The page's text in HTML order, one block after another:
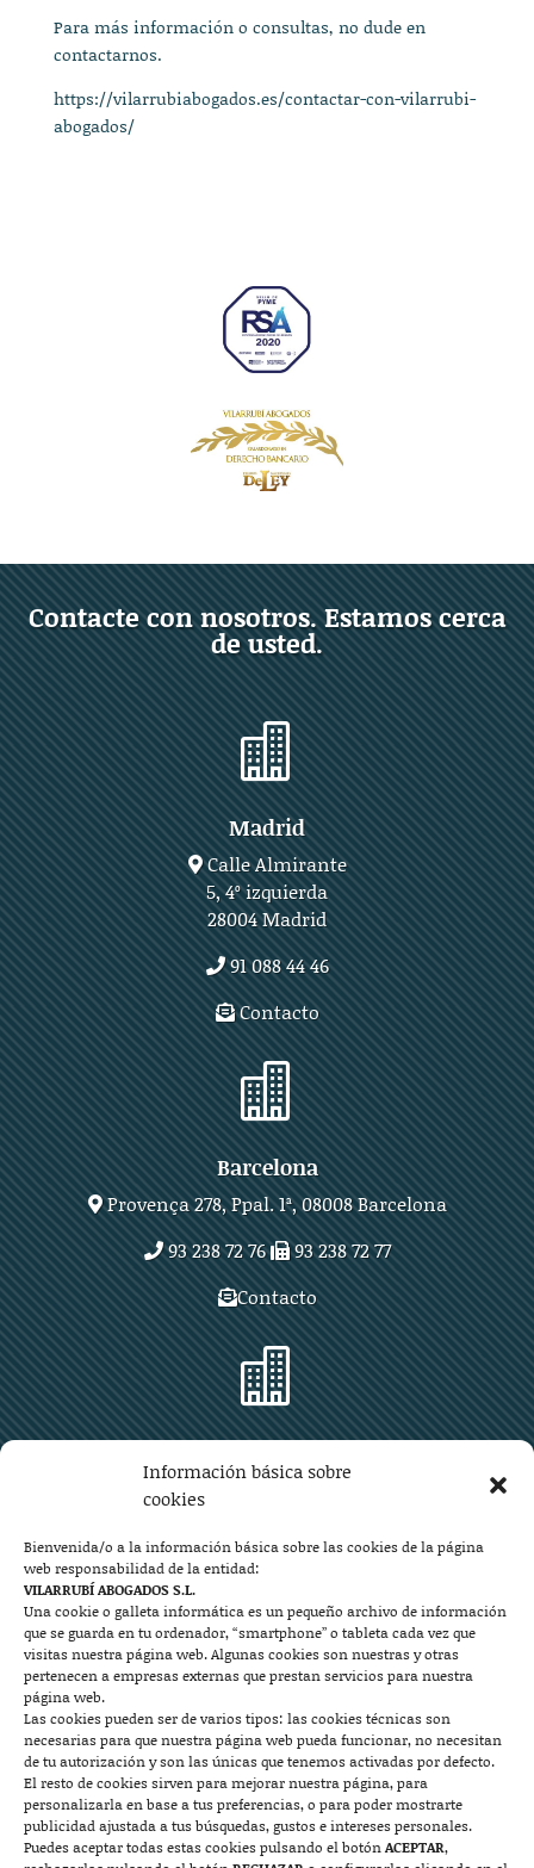
Información básica sobre
cookies
Bienvenida/o a la información básica sobre las cookies de la página
web responsabilidad de la entidad:
VILARRUBÍ ABOGADOS S.L.
Una cookie o galleta informática es un pequeño archivo de información
que se guarda en tu ordenador, “smartphone” o tableta cada vez que
visitas nuestra página web. Algunas cookies son nuestras y otras
pertenecen a empresas externas que prestan servicios para nuestra
página web.
Las cookies pueden ser de varios tipos: las cookies técnicas son
necesarias para que nuestra página web pueda funcionar, no necesitan
de tu autorización y son las únicas que tenemos activadas por defecto.
El resto de cookies sirven para mejorar nuestra página, para
personalizarla en base a tus preferencias, o para poder mostrarte
publicidad ajustada a tus búsquedas, gustos e intereses personales.
Puedes aceptar todas estas cookies pulsando el botónACEPTAR,
Para más información o consultas, no dude en
contactarnos.
https://vilarrubiabogados.es/contactar-con-vilarrubi-
abogados/
Contacte con nosotros. Estamos cerca
de usted.

Madrid
Calle Almirante
5, 4º izquierda
28004 Madrid
91 088 44 46
Contacto

Barcelona
Provença 278, Ppal. 1ª, 08008 Barcelona
93 238 72 76
93 238 72 77
Contacto

Plaza Aragón 10, planta 11ª, 50004 Zaragoza
Contacto

Mallorca
Josep Pla, n°6, 07400 Alcudia (Mallorca)
722 131 870
Contacto